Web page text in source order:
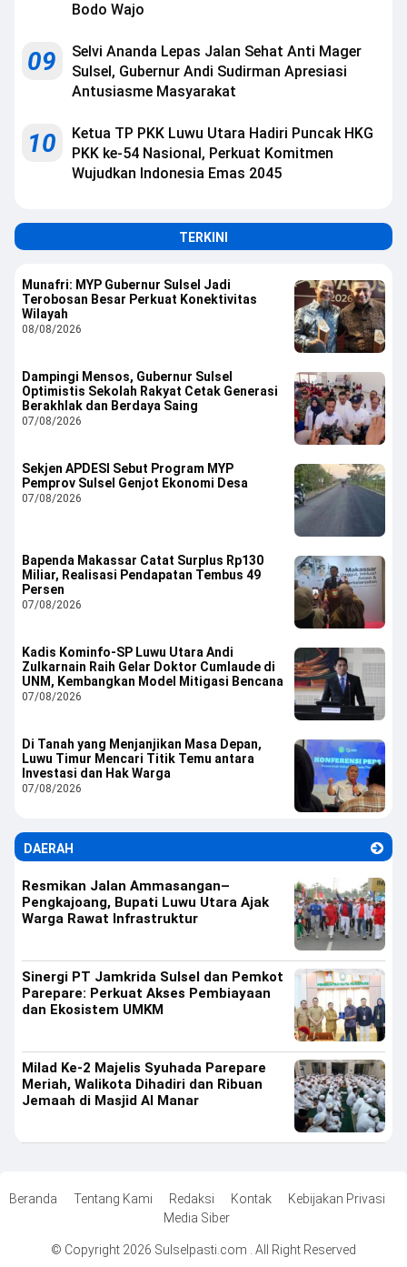
Bodo Wajo
09
Selvi Ananda Lepas Jalan Sehat Anti Mager
Sulsel, Gubernur Andi Sudirman Apresiasi
Antusiasme Masyarakat
10
Ketua TP PKK Luwu Utara Hadiri Puncak HKG
PKK ke-54 Nasional, Perkuat Komitmen
Wujudkan Indonesia Emas 2045
TERKINI
Munafri: MYP Gubernur Sulsel Jadi
Terobosan Besar Perkuat Konektivitas
Wilayah
08/08/2026
Dampingi Mensos, Gubernur Sulsel
Optimistis Sekolah Rakyat Cetak Generasi
Berakhlak dan Berdaya Saing
07/08/2026
Sekjen APDESI Sebut Program MYP
Pemprov Sulsel Genjot Ekonomi Desa
07/08/2026
Bapenda Makassar Catat Surplus Rp130
Miliar, Realisasi Pendapatan Tembus 49
Persen
07/08/2026
Kadis Kominfo-SP Luwu Utara Andi
Zulkarnain Raih Gelar Doktor Cumlaude di
UNM, Kembangkan Model Mitigasi Bencana
07/08/2026
Di Tanah yang Menjanjikan Masa Depan,
Luwu Timur Mencari Titik Temu antara
Investasi dan Hak Warga
07/08/2026
DAERAH
Resmikan Jalan Ammasangan–
Pengkajoang, Bupati Luwu Utara Ajak
Warga Rawat Infrastruktur
Sinergi PT Jamkrida Sulsel dan Pemkot
Parepare: Perkuat Akses Pembiayaan
dan Ekosistem UMKM
Milad Ke-2 Majelis Syuhada Parepare
Meriah, Walikota Dihadiri dan Ribuan
Jemaah di Masjid Al Manar
Beranda Tentang Kami Redaksi Kontak
Kebijakan Privasi
Media Siber
© Copyright 2026 Sulselpasti.com . All Right Reserved